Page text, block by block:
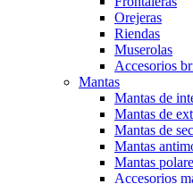
Orejeras
Riendas
Muserolas
Accesorios
Mantas
Mantas de
Mantas de
Mantas de
Mantas
Mantas
Accesorios